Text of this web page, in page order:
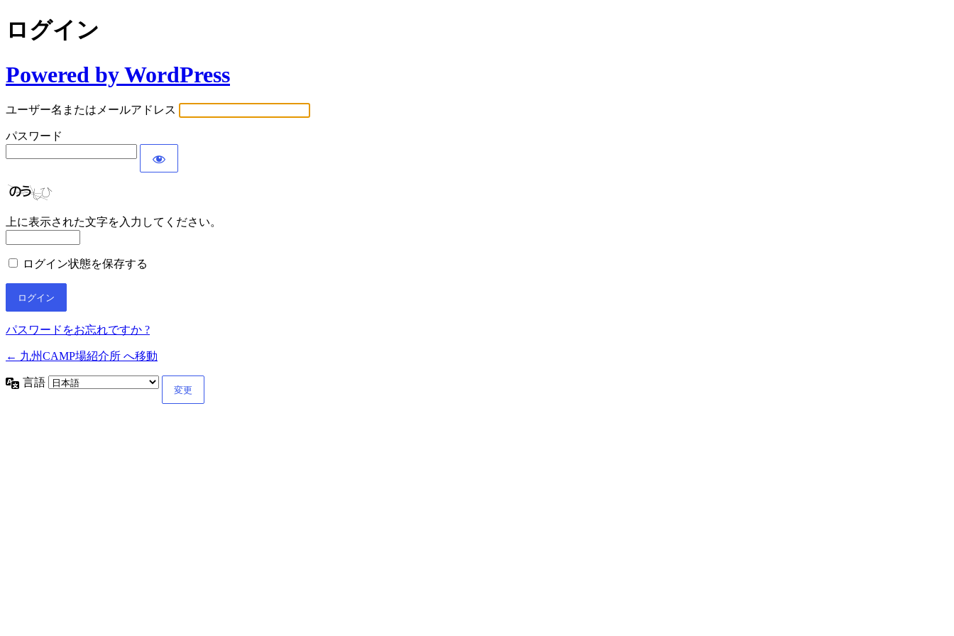
ログイン
Powered by WordPress
ユーザー名またはメールアドレス
パスワード
上に表示された文字を入力してください。
ログイン状態を保存する
パスワードをお忘れですか ?
← 九州CAMP場紹介所 へ移動
言語